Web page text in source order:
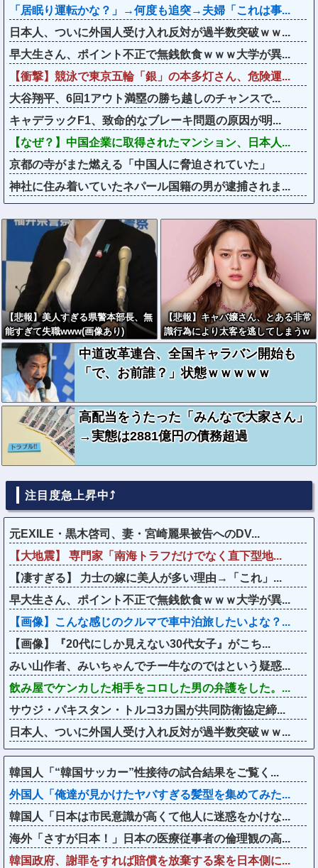
「居眠り運転かな？」→何度も追突→夫婦「これは事...
日本人、ついに外国人受け入れ反対が過半数突破ｗｗ...
早大生さん、ポイント不正で無銭飲食ｗｗｗ大学が異...
【衝撃】競泳で東京五輪「銀」の本多灯さん、危険運...
大谷翔平、6回1アウト満塁の勝ち越しのチャンスで...
キャデラックF1、致命的なブレーキ問題の原因が明...
【なぜ？】中国企業に取得されたマンション、日本人...
京都の寺がまた燃える「中国人に脅迫されていた」
神社に住み着いていたネパール国籍の男が逮捕されま...
【悲報】美人すぎる県警本部長、無
能すぎて失職www(画像あり)
【悲報】キャバ嬢さん、とある非常
識行為により太客を逃してしまうw
wwwwwwwwwwwwwwwwwwwww
wwwww
中道改革連合、全国キャラバン開始も
「で、お前誰？」状態ｗｗｗｗｗ
高配当をうたった「みんなで大家さん」
→実態は2881億円の債務超過
注目度急上昇中⤴
元EXILE・黒木啓司、妻・宮崎麗果被告へのDV...
【大地震】 専門家「南海トラフだけでなく直下型地...
【凄すぎる】 力士の嫁に美人が多い理由→「これ」...
早大生さん、ポイント不正で無銭飲食ｗｗｗ大学が異...
【画像】こんな感じのクルマで車中泊旅したいよな？...
【画像】『20代にしか見えない30代女子』がこち...
みい山作者、みいちゃんでチー牛なのではという疑惑...
飲み屋でケンカした相手をコロした男の弁護をした。...
サウジ・パキスタン・トルコ3カ国が共同防衛協定締...
日本人、ついに外国人受け入れ反対が過半数突破ｗｗ...
韓国人「“韓国サッカー”性接待の試合結果をご覧く...
外国人「俺達が見かけたヤバすぎる髪型を集めてみた...
韓国人「日本は市民意識が高くて他人に迷惑をかけな...
海外「さすが日本！」日本の医療従事者の倫理観の高...
韓国政府、謝罪をすれば賠償を放棄する案を日本側に...